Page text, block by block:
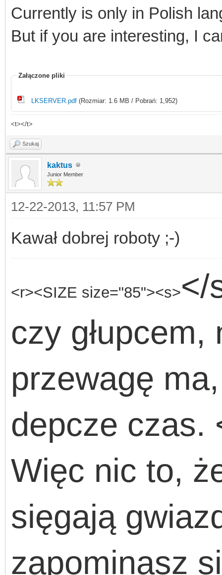
Currently is only in Polish
But if you are interesting, I
Załączone pliki
LKSERVER.pdf (Rozmiar: 1.6 MB / Pobrań: 1,952)
<t></t>
Szukaj
kaktus
Junior Member
12-22-2013, 11:57 PM
Kawał dobrej roboty ;-)
<r><SIZE size="85"><s></
czy
przewagę
depcze czas.
Więc nic to,
sięgają
zapominasz